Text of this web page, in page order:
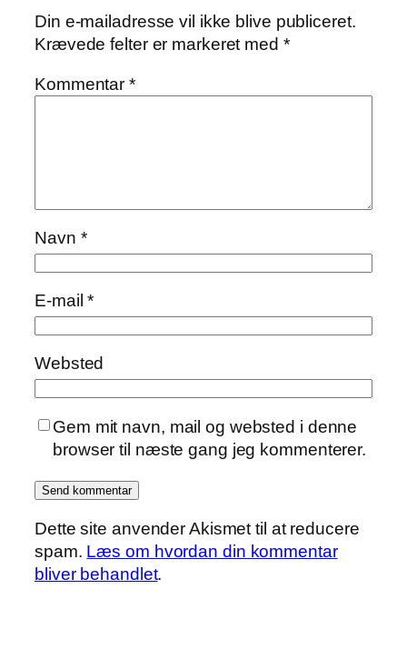
Din e-mailadresse vil ikke blive publiceret.
Krævede felter er markeret med *
Kommentar*
Navn *
E-mail*
Websted
Gem mit navn, mail og websted i denne
browser til næste gang jeg kommenterer.
Dette site anvender Akismet til at reducere
spam. Læs om hvordan din kommentar
bliver behandlet.